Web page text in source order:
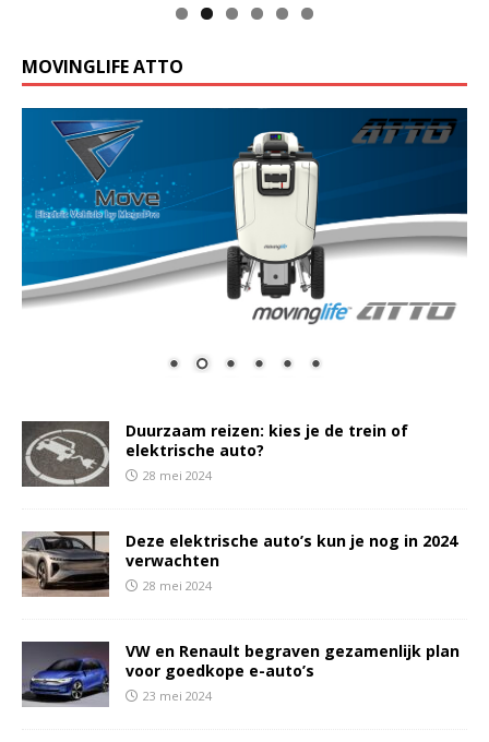
MOVINGLIFE ATTO
Duurzaam reizen: kies je de trein of
elektrische auto?
28 mei 2024
Deze elektrische auto’s kun je nog in 2024
verwachten
28 mei 2024
VW en Renault begraven gezamenlijk plan
voor goedkope e-auto’s
23 mei 2024